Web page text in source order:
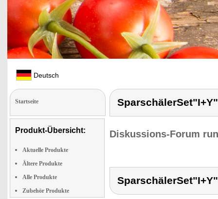
Deutsch
Startseite
Produkt-Übersicht:
Aktuelle Produkte
Ältere Produkte
Alle Produkte
Zubehör Produkte
SparschälerSet"I+Y"
Diskussions-Forum
SparschälerSet"I+Y"